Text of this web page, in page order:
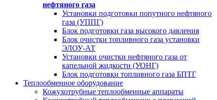
нефтяного газа
Установки подготовки попутного нефтяного
газа (УППГ)
Блок подготовки газа высокого давления
Блок очистки топливного газа установки
ЭЛОУ-АТ
Установки очистки нефтяного газа от
капельной жидкости (УОНГ)
Блок подготовки топливного газа БПТГ
Теплообменное оборудование
Кожухотрубные теплообменные аппараты